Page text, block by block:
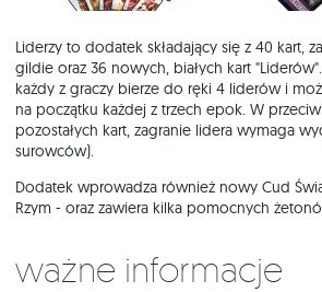
Liderzy to dodatek składający się z 40 kart,
gildie oraz 36 nowych, białych kart
każdy z graczy bierze do ręki 4 liderów i
na początku każdej z trzech epok. W
pozostałych kart, zagranie lidera wymaga
surowców).
Dodatek wprowadza również nowy Cud
Rzym - oraz zawiera kilka pomocnych
Ważne informacje